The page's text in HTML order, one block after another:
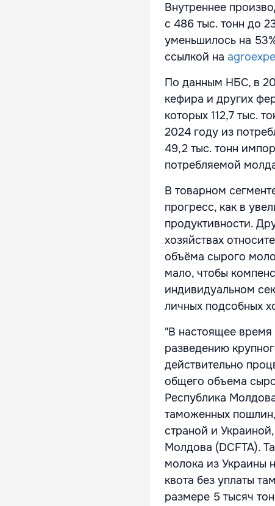
Внутреннее
с 486 тыс. тонн до
уменьшилось на
ссылкой на
По данным НБС, в
кефира и других
которых 112,7 тыс.
2024 году из
49,2 тыс. тонн
потребляемой
В товарном
прогресс, как в
продуктивности.
хозяйствах
объёма сырого
мало, чтобы
индивидуальном
личных подсобных
"В настоящее
разведению
действительно
общего объема
Республика
таможенных
страной и
Молдова (DCFTA).
молока из Украины
квота без уплаты
размере 5 тысяч